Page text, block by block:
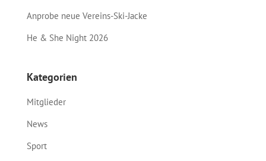
Anprobe neue Vereins-Ski-Jacke
He & She Night 2026
Kategorien
Mitglieder
News
Sport